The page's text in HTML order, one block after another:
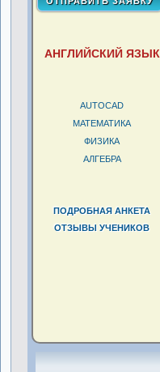
АНГЛИЙСКИЙ ЯЗЫК
AUTOCAD
МАТЕМАТИКА
ФИЗИКА
АЛГЕБРА
ПОДРОБНАЯ АНКЕТА
ОТЗЫВЫ УЧЕНИКОВ